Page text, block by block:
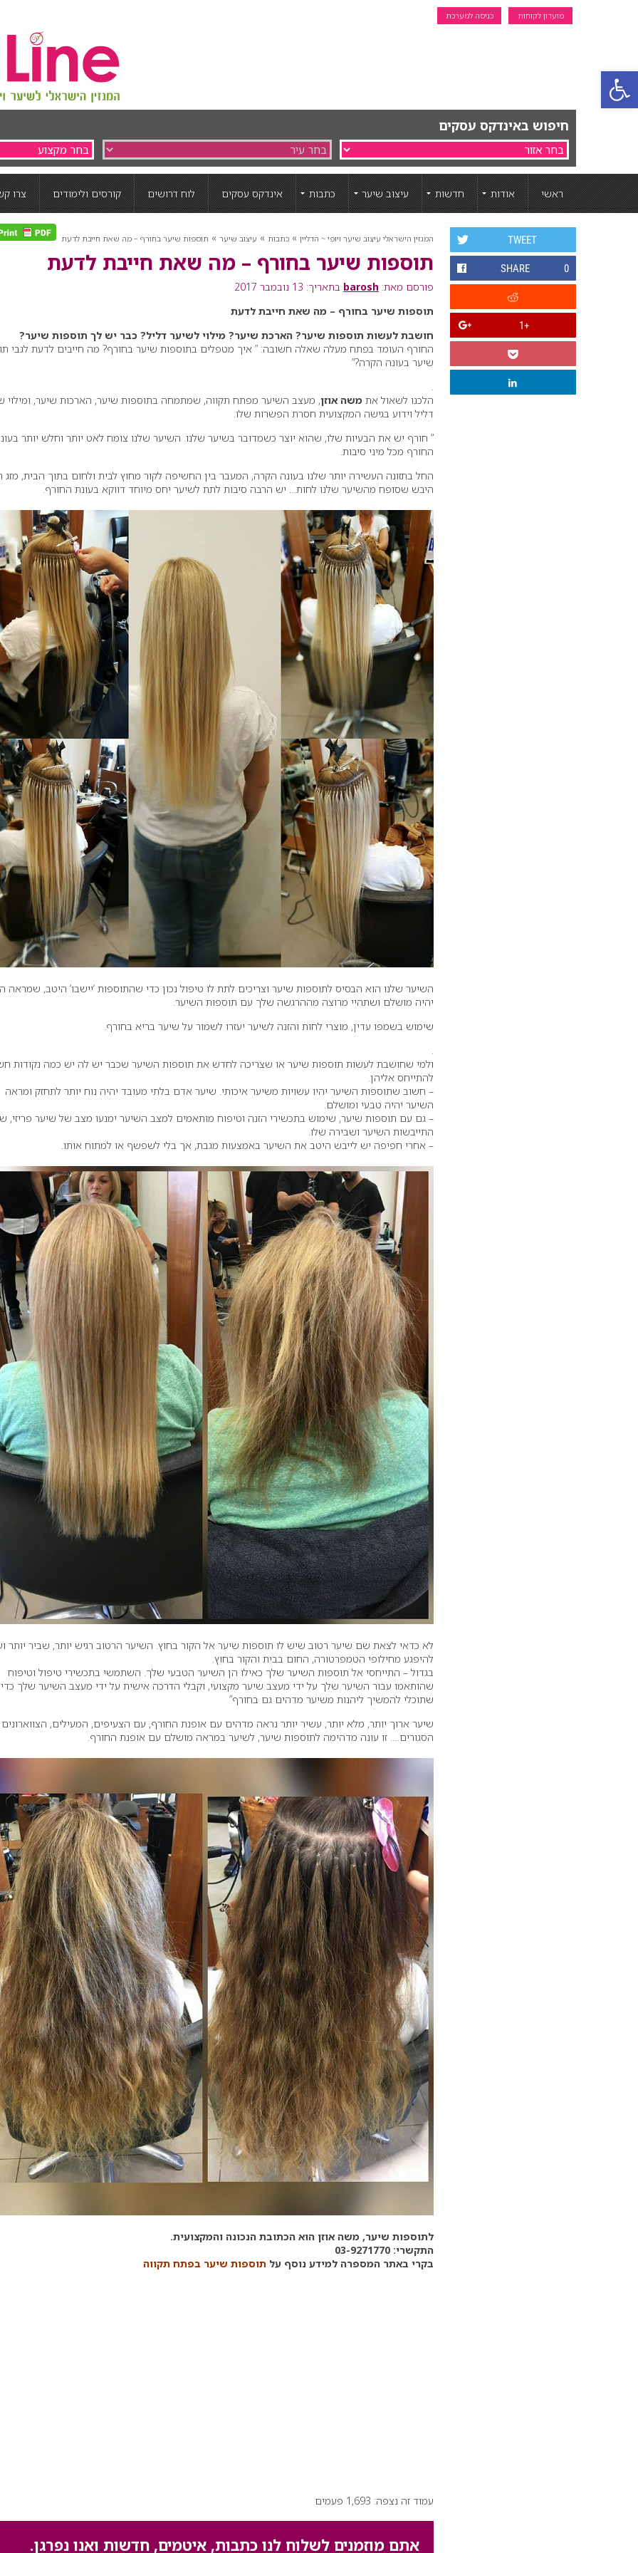
פתח סרגל נגישות
מועדון לקוחות כניסה למערכת
חיפוש באינדקס עסקים
ראשי אודות חדשות עיצוב שיער כתבות אינדקס עסקים לוח דרושים קורסים ולימודים צרו
המגזין הישראלי עיצוב שיער ויופי ~ הדליין » כתבות » עיצוב שיער » תוספות שיער בחורף – מה שאת חייבת לדעת
תוספות שיער בחורף – מה שאת חייבת לדעת
פורסם מאת: barosh בתאריך: 13 נובמבר 2017
TWEET
SHARE 0
+1
תוספות שיער בחורף – מה שאת חייבת לדעת
חושבת לעשות תוספות שיער? הארכת שיער? מילוי לשיער דליל? כבר יש לך תוספות שיער?
החורף העומד בפתח מעלה שאלה חשובה: ” איך מטפלים בתוספות שיער בחורף? מה חייבים לדעת לגבי
שיער בעונה הקרה?”
.
הלכנו לשאול את משה אוזן, מעצב השיער מפתח תקווה, שמתמחה בתוספות שיער, הארכות שיער, ומילוי
דליל וידוע בגישה המקצועית חסרת הפשרות שלו.
” חורף יש את הבעיות שלו, שהוא יוצר כשמדובר בשיער שלנו. השיער שלנו צומח לאט יותר וחלש יותר
החורף מכל מיני סיבות.
החל בתזונה העשירה יותר שלנו בעונה הקרה, המעבר בין החשיפה לקור מחוץ לבית ולחום בתוך הבית, מזג
היבש שסופח מהשיער שלנו לחות… יש הרבה סיבות לתת לשיער יחס מיוחד דווקא בעונת החורף.
השיער שלנו הוא הבסיס לתוספות שיער וצריכים לתת לו טיפול נכון כדי שהתוספות ‘יישבו’ היטב, שמראה
יהיה מושלם ושתהיי מרוצה מההרגשה שלך עם תוספות השיער.
שימוש בשמפו עדין, מוצרי לחות והזנה לשיער יעזרו לשמור על שיער בריא בחורף.
.
ולמי שחושבת לעשות תוספות שיער או שצריכה לחדש את תוספות השיער שכבר יש לה יש כמה נקודות
להתייחס אליהן.
– חשוב שתוספות השיער יהיו עשויות משיער איכותי. שיער אדם בלתי מעובד יהיה נוח יותר לתחזק ומראה
השיער יהיה טבעי ומושלם.
– גם עם תוספות שיער, שימוש בתכשירי הזנה וטיפוח מותאמים למצב השיער ימנעו מצב של שיער פריזי,
התייבשות השיער ושבירה שלו.
– אחרי חפיפה יש לייבש היטב את השיער באמצעות מגבת, אך בלי לשפשף או למתוח אותו.
לא כדאי לצאת שם שיער רטוב שיש לו תוספות שיער אל הקור בחוץ. השיער הרטוב רגיש יותר, שביר יותר
להיפגע מחילופי הטמפרטורה, החום בבית והקור בחוץ.
בגדול – התייחסי אל תוספות השיער שלך כאילו הן השיער הטבעי שלך. השתמשי בתכשירי טיפול וטיפוח
שהותאמו עבור השיער שלך על ידי מעצב שיער מקצועי, וקבלי הדרכה אישית על ידי מעצב השיער שלך כדי
שתוכלי להמשיך ליהנות משיער מדהים גם בחורף”
שיער ארוך יותר, מלא יותר, עשיר יותר נראה מדהים עם אופנת החורף, עם הצעיפים, המעילים, הצווארונים
הסגורים…. זו עונה מדהימה לתוספות שיער, לשיער במראה מושלם עם אופנת החורף.
לתוספות שיער, משה אוזן הוא הכתובת הנכונה והמקצועית.
התקשרי: 03-9271770
בקרי באתר המספרה למידע נוסף על תוספות שיער בפתח תקווה
עמוד זה נצפה: 1,693 פעמים
אתם מוזמנים לשלוח לנו כתבות, איטמים, חדשות ואנו נפרגן.